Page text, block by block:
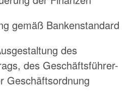
gemäß Bankenstandard
des
des Geschäftsführer-
Geschäftsordnung